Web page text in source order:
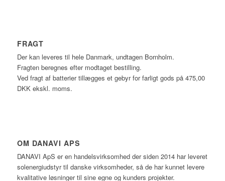
FRAGT
Der kan leveres til hele Danmark, undtagen Bornholm.
Fragten beregnes efter modtaget bestilling.
Ved fragt af batterier tillægges et gebyr for farligt gods på 475,00
DKK ekskl. moms.
OM DANAVI APS
DANAVI ApS er en handelsvirksomhed der siden 2014 har leveret
solenergiudstyr til danske virksomheder, så de har kunnet levere
kvalitative løsninger til sine egne og kunders projekter.